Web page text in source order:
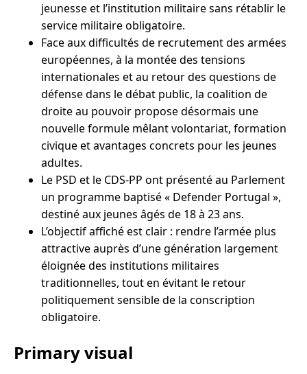
jeunesse et l’institution militaire sans rétablir le
service militaire obligatoire.
Face aux difficultés de recrutement des armées
européennes, à la montée des tensions
internationales et au retour des questions de
défense dans le débat public, la coalition de
droite au pouvoir propose désormais une
nouvelle formule mêlant volontariat, formation
civique et avantages concrets pour les jeunes
adultes.
Le PSD et le CDS-PP ont présenté au Parlement
un programme baptisé « Defender Portugal »,
destiné aux jeunes âgés de 18 à 23 ans.
L’objectif affiché est clair : rendre l’armée plus
attractive auprès d’une génération largement
éloignée des institutions militaires
traditionnelles, tout en évitant le retour
politiquement sensible de la conscription
obligatoire.
Primary visual